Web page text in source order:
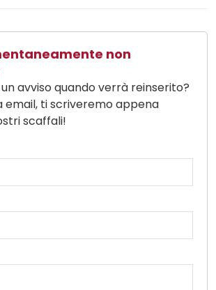
non
avviso quando verrà reinserito?
email, ti scriveremo appena
scaffali!